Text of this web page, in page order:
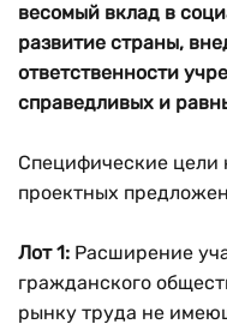
весомый вклад в
развитие страны,
ответственности
справедливых и
Специфические цели
проектных
Лот 1: Расширение
гражданского
рынку труда не